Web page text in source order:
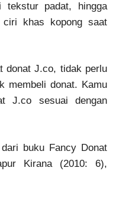
tekstur padat, hingga
khas kopong saat
donat J.co, tidak perlu
membeli donat. Kamu
J.co sesuai dengan
buku Fancy Donat
Kirana (2010: 6),